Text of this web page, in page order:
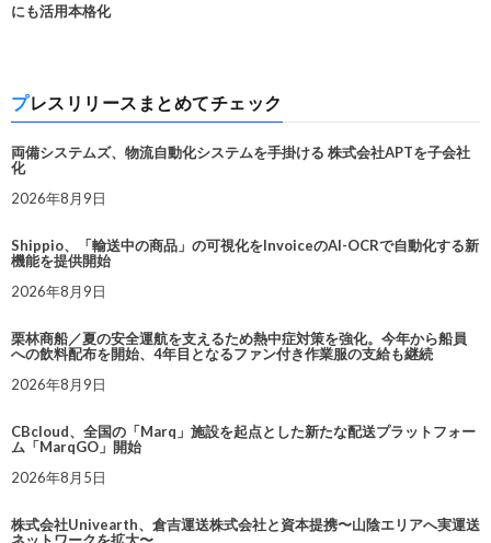
にも活用本格化
プレスリリースまとめてチェック
両備システムズ、物流自動化システムを手掛ける 株式会社APTを子会社
化
2026年8月9日
Shippio、「輸送中の商品」の可視化をInvoiceのAI-OCRで自動化する新
機能を提供開始
2026年8月9日
栗林商船／夏の安全運航を支えるため熱中症対策を強化。今年から船員
への飲料配布を開始、4年目となるファン付き作業服の支給も継続
2026年8月9日
CBcloud、全国の「Marq」施設を起点とした新たな配送プラットフォー
ム「MarqGO」開始
2026年8月5日
株式会社Univearth、倉吉運送株式会社と資本提携〜山陰エリアへ実運送